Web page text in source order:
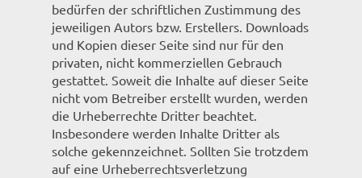
bedürfen der schriftlichen Zustimmung des
jeweiligen Autors bzw. Erstellers. Downloads
und Kopien dieser Seite sind nur für den
privaten, nicht kommerziellen Gebrauch
gestattet. Soweit die Inhalte auf dieser Seite
nicht vom Betreiber erstellt wurden, werden
die Urheberrechte Dritter beachtet.
Insbesondere werden Inhalte Dritter als
solche gekennzeichnet. Sollten Sie trotzdem
auf eine Urheberrechtsverletzung